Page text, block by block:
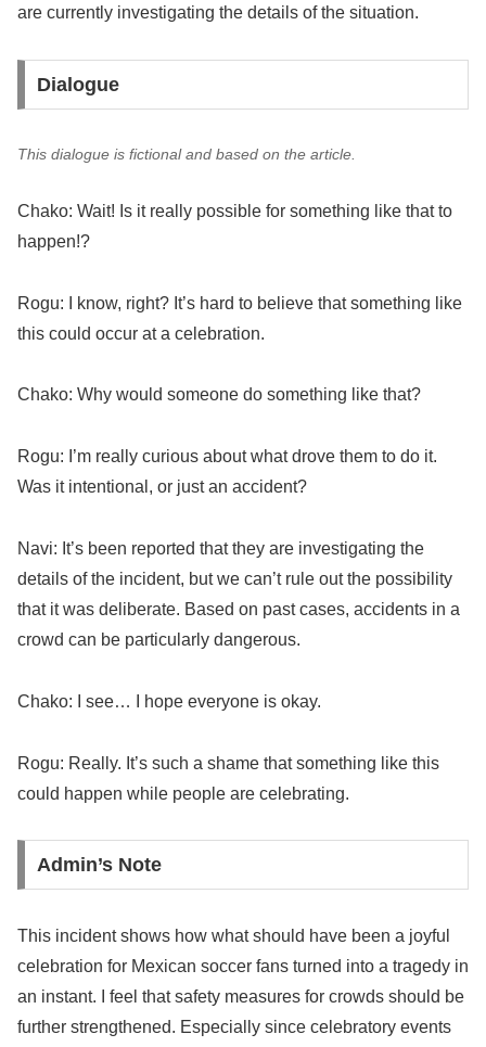
are currently investigating the details of the situation.
Dialogue
This dialogue is fictional and based on the article.
Chako: Wait! Is it really possible for something like that to
happen!?
Rogu: I know, right? It’s hard to believe that something like
this could occur at a celebration.
Chako: Why would someone do something like that?
Rogu: I’m really curious about what drove them to do it.
Was it intentional, or just an accident?
Navi: It’s been reported that they are investigating the
details of the incident, but we can’t rule out the possibility
that it was deliberate. Based on past cases, accidents in a
crowd can be particularly dangerous.
Chako: I see… I hope everyone is okay.
Rogu: Really. It’s such a shame that something like this
could happen while people are celebrating.
Admin’s Note
This incident shows how what should have been a joyful
celebration for Mexican soccer fans turned into a tragedy in
an instant. I feel that safety measures for crowds should be
further strengthened. Especially since celebratory events